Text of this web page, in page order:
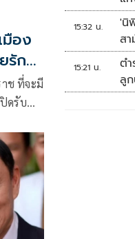
อง
กษา
ช ที่จะมี
ดรับ
ออกมา
วม
ป
15:32 น.
'นิ
ส
เ
15:21 น.
ต
ลู